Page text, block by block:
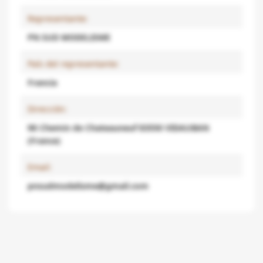
Representante:
PN SUD MODELISME
País del representante:
Francia
Dirección:
98 Chemin de Chateauneuf 83550 VIDAUBAN
(France)
Email:
pnsudmodelisme@gmail.com